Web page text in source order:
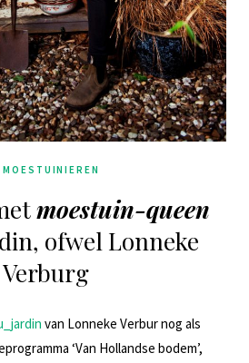
MOESTUINIEREN
moestuin-queen
ofwel Lonneke
Verburg
van Lonneke Verbur nog als
‘Van Hollandse bodem’,